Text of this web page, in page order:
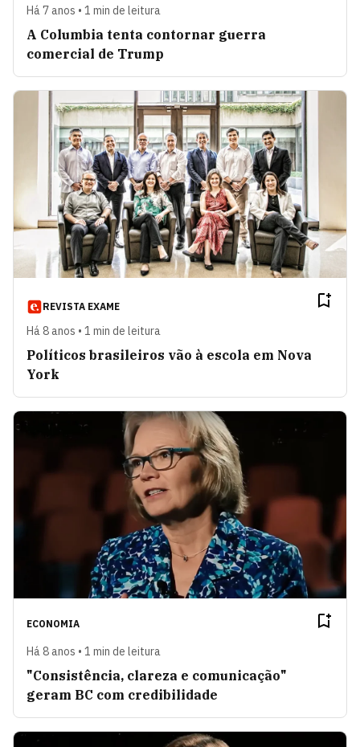
Há 7 anos • 1 min de leitura
A Columbia tenta contornar guerra
comercial de Trump
REVISTA EXAME
Há 8 anos • 1 min de leitura
Políticos brasileiros vão à escola em Nova
York
ECONOMIA
Há 8 anos • 1 min de leitura
"Consistência, clareza e comunicação"
geram BC com credibilidade